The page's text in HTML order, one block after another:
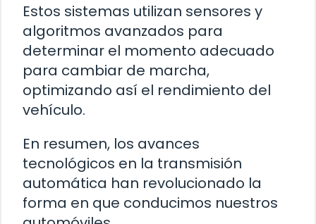
Estos sistemas utilizan sensores y
algoritmos avanzados para
determinar el momento adecuado
para cambiar de marcha,
optimizando así el rendimiento del
vehículo.
En resumen, los avances
tecnológicos en la transmisión
automática han revolucionado la
forma en que conducimos nuestros